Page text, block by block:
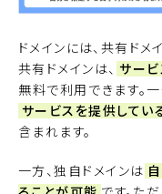
ドメインには、共有ドメ
共有ドメインは、 サー
無料で利用できます。
サービスを提供してい
含まれます。
一方、独自ドメインは